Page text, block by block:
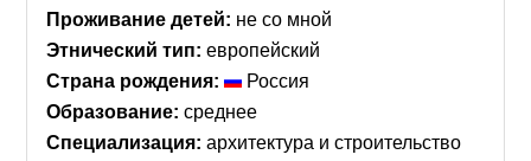
Проживание детей: не со мной
Этнический тип: европейский
Страна рождения:
Россия
Образование: среднее
Специализация: архитектура и строительство